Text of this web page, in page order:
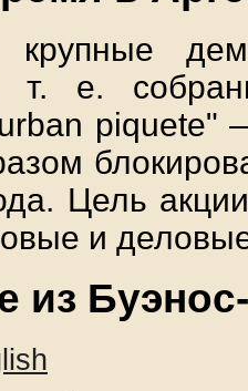
крупные
т. е.
piquete"
Цель
и
из